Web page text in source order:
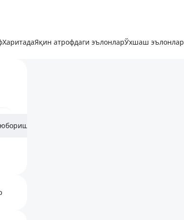
ХаритадаЯқин атрофдаги эълонларЎхшаш эълонлар
юбориш